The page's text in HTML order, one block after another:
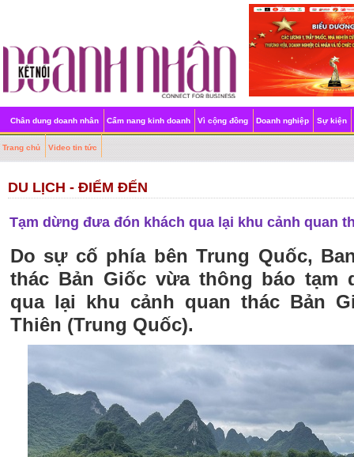
Chân dung doanh nhân Cẩm nang kinh doanh Vì cộng đồng Doanh nghiệp Sự kiện
Trang chủ Video tin tức
DU LỊCH - ĐIỂM ĐẾN
Tạm dừng đưa đón khách qua lại khu cảnh quan
Do sự cố phía bên Trung Quốc,
thác Bản Giốc vừa thông báo tạm
qua lại khu cảnh quan thác Bản
Thiên (Trung Quốc).